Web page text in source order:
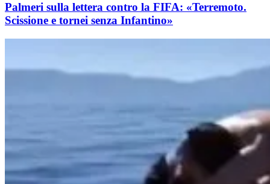
Palmeri sulla lettera contro la FIFA: «Terremoto.
Scissione e tornei senza Infantino»